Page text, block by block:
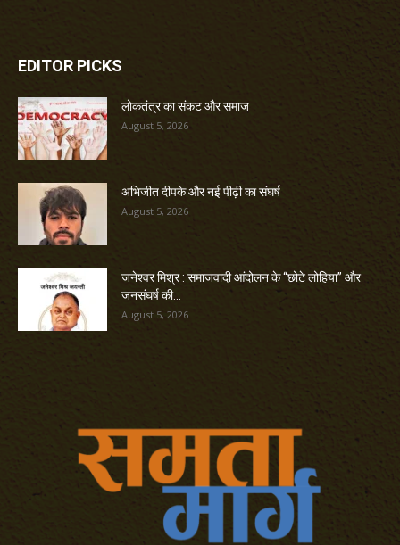
EDITOR PICKS
लोकतंत्र का संकट और समाज
August 5, 2026
अभिजीत दीपके और नई पीढ़ी का संघर्ष
August 5, 2026
जनेश्वर मिश्र : समाजवादी आंदोलन के “छोटे लोहिया” और
जनसंघर्ष की...
August 5, 2026